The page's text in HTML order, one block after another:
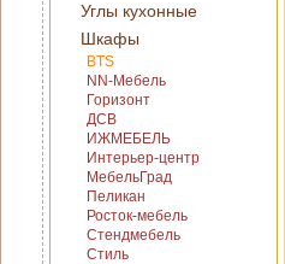
Углы кухонные
Шкафы
BTS
NN-Мебель
Горизонт
ДСВ
ИЖМЕБЕЛЬ
Интерьер-центр
МебельГрад
Пеликан
Росток-мебель
Стендмебель
Стиль